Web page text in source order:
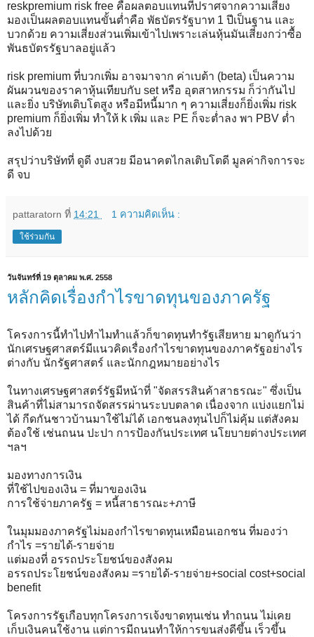
reskpremium risk free คือผลตอบแทนที่ปราศจากความเสี่ยง
มองเป็นผลตอบแทนขั้นต่ำคือ พัธบัตรรัฐบาท 1 ปีเป็นฐาน และ
บวกด้วย ความเสี่ยงส่วนเพิ่มเข้าไปเพราะเล่นหุ้นมันเสี่ยงกว่าซื้อ
พันธบัตรรัฐบาลอยู่แล้ว
risk premium ที่บวกเพิ่ม อาจมาจาก ค่าเบต้า (beta) เป็นความ
ผันผวนของราคาหุ้นเทียบกับ set หรือ อุตสาหกรรม ก็ว่ากันไป
และยิ่ง บริษัทเติบโตสูง หรือมีหนี้มาก ๆ ความเสี่ยงก็ยิ่งเพิ่ม risk
premium ก็ยิ่งเพิ่ม ทำให้ k เพิ่ม และ PE ก็จะต่ำลง พา PBV ต่ำ
ลงไปด้วย
สรุปว่าบริษัทที่ ดูดี งบสวย มีอนาคตไกลเติบโตดี มูลค่ากิจการจะ
ดี จบ
pattaratorn ที่ 14:21 1 ความคิดเห็น :
ใช้ร่วมกัน
วันจันทร์ที่ 19 ตุลาคม พ.ศ. 2558
หลักคิดเรื่องกำไรขาดทุนของภาครัฐ
โครงการนี้ทำไปทำไมทำแล้วก็ขาดทุนทำรัฐเสียหาย มาดูกันว่า
นักเศรษฐศาสตร์มีแนวคิดเรื่องกำไรขาดทุนของภาครัฐอย่างไร
ต่างกับ นักรัฐศาสตร์ และนักกฎหมายอย่างไร
ในทางเศรษฐศาสตร์รัฐมีหน้าที่ "จัดสรรสินค้าสาธรณะ" ซึ่งเป็น
สินค้าที่ไม่สามารถจัดสรรผ่านระบบตลาด เนื่องจาก แบ่งแยกไม่
ได้ กีดกันชาวบ้านมาใช้ไม่ได้ เอกชนลงทุนไปก็ไม่คุ้ม แต่สังคม
ต้องใช้ เช่นถนน ปะปา การป้องกันประเทศ นโยบายต่างประเทศ
ฯลฯ
มองทางการเงิน
ที่ใช้ไปของเงิน = ที่มาของเงิน
การใช้จ่ายภาครัฐ = หนี้สาธารณะ+ภาษี
ในมุมมองภาครัฐไม่มองกำไรขาดทุนเหมือนเอกชน ที่มองว่า
กำไร =รายได้-รายจ่าย
แต่มองที่ อรรถประโยชน์ของสังคม
อรรถประโยชน์ของสังคม =รายได้-รายจ่าย+social cost+social
benefit
โครงการรัฐเกือบทุกโครงการเจ้งขาดทุนเช่น ทำถนน ไม่เคย
เก็บเงินคนใช้งาน แต่การมีถนนทำให้การขนส่งดีขึ้น เร็วขึ้น